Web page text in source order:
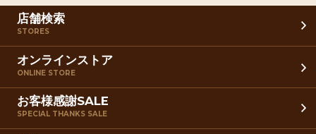
店舗検索
STORES
オンラインストア
ONLINE STORE
お客様感謝SALE
SPECIAL THANKS SALE